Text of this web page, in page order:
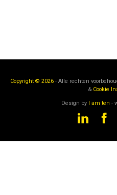
Copyright © 2026 - Alle rechten
& Cookie
Design by I am ten -